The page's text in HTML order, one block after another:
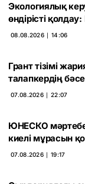
Экологиялық
өндірісті
өңірлерде
08.08.2026 ∣ 14:06
Грант тізімі
талапкердің
өтті
07.08.2026 ∣ 22:07
ЮНЕСКО
киелі мұрасын
кезеңі басталды
07.08.2026 ∣ 19:17